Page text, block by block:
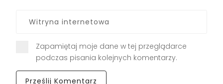
Zapamiętaj moje dane w tej przeglądarce
podczas pisania kolejnych komentarzy.